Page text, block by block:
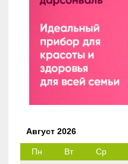
Август 2026
Пн Вт Ср